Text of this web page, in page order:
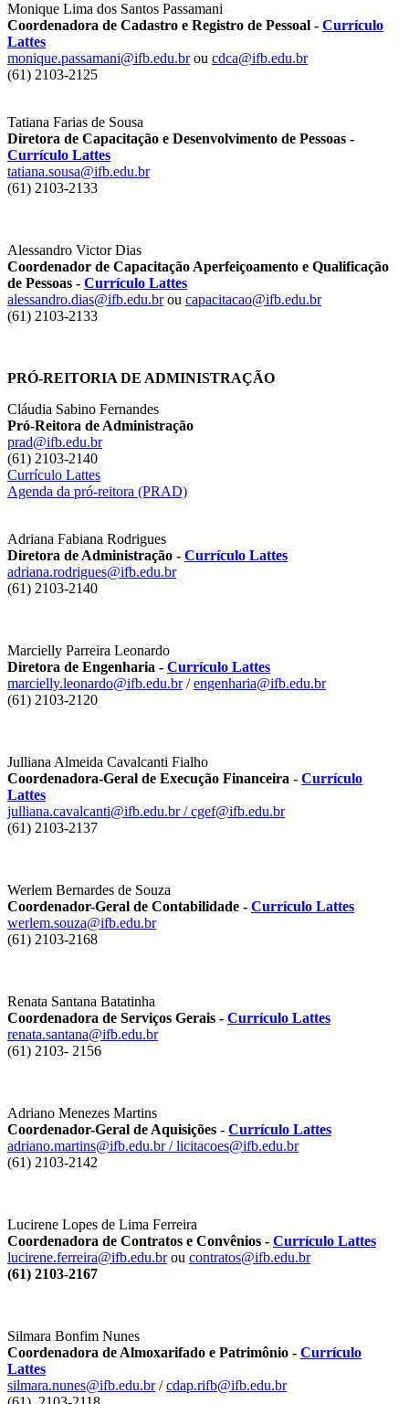
Monique Lima dos Santos Passamani
Coordenadora de Cadastro e Registro de Pessoal - Currículo
Lattes
monique.passamani@ifb.edu.brou cdca@ifb.edu.br
(61) 2103-2125
Tatiana Farias de Sousa
Diretora de Capacitação e Desenvolvimento de Pessoas -
Currículo Lattes
tatiana.sousa@ifb.edu.br
(61) 2103-2133
Alessandro Victor Dias
Coordenador de Capacitação Aperfeiçoamento e Qualificação
de Pessoas - Currículo Lattes
alessandro.dias@ifb.edu.brou capacitacao@ifb.edu.br
(61) 2103-2133
PRÓ-REITORIA DE ADMINISTRAÇÃO
Cláudia Sabino Fernandes
Pró-Reitora de Administração
prad@ifb.edu.br
(61) 2103-2140
Currículo Lattes
Agenda da pró-reitora (PRAD)
Adriana Fabiana Rodrigues
Diretora de Administração - Currículo Lattes
adriana.rodrigues@ifb.edu.br
(61) 2103-2140
Marcielly Parreira Leonardo
Diretora de Engenharia - Currículo Lattes
marcielly.leonardo@ifb.edu.br/engenharia@ifb.edu.br
(61) 2103-2120
Julliana Almeida Cavalcanti Fialho
Coordenadora-Geral de Execução Financeira - Currículo
Lattes
julliana.cavalcanti@ifb.edu.br/cgef@ifb.edu.br
(61) 2103-2137
Werlem Bernardes de Souza
Coordenador-Geral de Contabilidade - Currículo Lattes
werlem.souza@ifb.edu.br
(61) 2103-2168
Renata Santana Batatinha
Coordenadora de Serviços Gerais - Currículo Lattes
renata.santana@ifb.edu.br
(61) 2103- 2156
Adriano Menezes Martins
Coordenador-Geral de Aquisições - Currículo Lattes
adriano.martins@ifb.edu.br/licitacoes@ifb.edu.br
(61) 2103-2142
Lucirene Lopes de Lima Ferreira
Coordenadora de Contratos e Convênios - Currículo Lattes
lucirene.ferreira@ifb.edu.brou contratos@ifb.edu.br
(61) 2103-2167
Silmara Bonfim Nunes
Coordenadora de Almoxarifado e Patrimônio - Currículo
Lattes
silmara.nunes@ifb.edu.br/cdap.rifb@ifb.edu.br